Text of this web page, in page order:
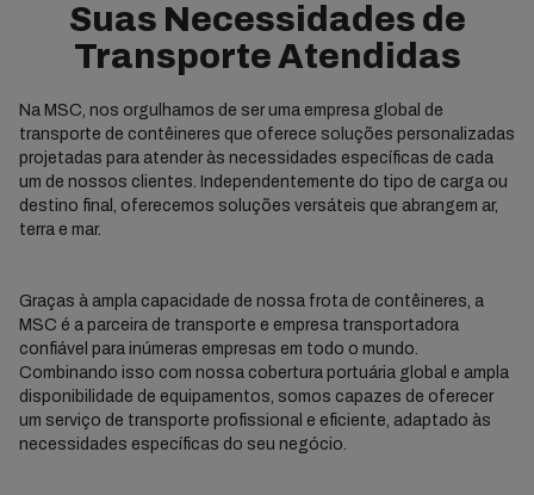
Suas Necessidades de
Transporte Atendidas
Na MSC, nos orgulhamos de ser uma empresa global de
transporte de contêineres que oferece soluções personalizadas
projetadas para atender às necessidades específicas de cada
um de nossos clientes. Independentemente do tipo de carga ou
destino final, oferecemos soluções versáteis que abrangem ar,
terra e mar.
Graças à ampla capacidade de nossa frota de contêineres, a
MSC é a parceira de transporte e empresa transportadora
confiável para inúmeras empresas em todo o mundo.
Combinando isso com nossa cobertura portuária global e ampla
disponibilidade de equipamentos, somos capazes de oferecer
um serviço de transporte profissional e eficiente, adaptado às
necessidades específicas do seu negócio.